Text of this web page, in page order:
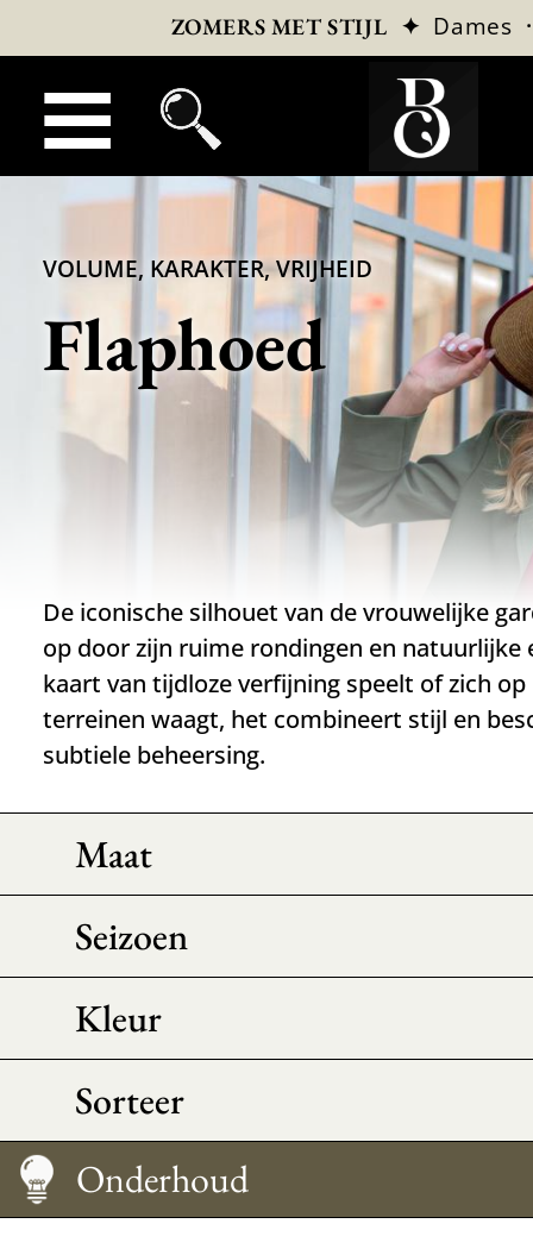
ZOMERS MET STIJL ✦ Dames
VOLUME, KARAKTER, VRIJHEID
Flaphoed
De iconische silhouet van de vrouwelijke
op door zijn ruime rondingen en natuurlijke
kaart van tijdloze verfijning speelt of zich
terreinen waagt, het combineert stijl en
subtiele beheersing.
Maat
Seizoen
Kleur
Sorteer
Maattabel
Onderhoud